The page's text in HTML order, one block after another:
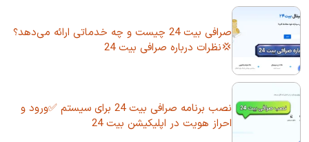
صرافی بیت 24 چیست و چه خدماتی ارائه می‌دهد؟
💢نظرات درباره صرافی بیت 24
نصب برنامه صرافی بیت 24 برای سیستم ✅ورود و
احراز هویت در اپلیکیشن بیت 24